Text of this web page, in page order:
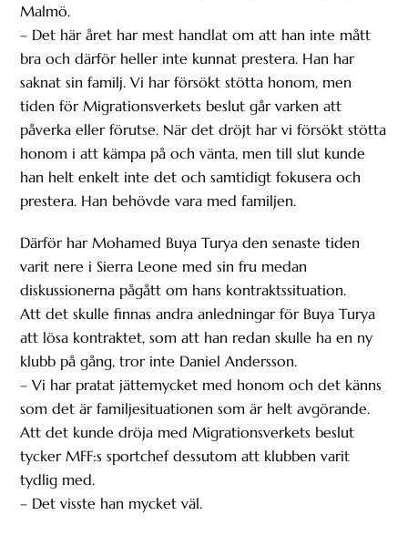
Malmö.
– Det här året har mest handlat om att han inte mått
bra och därför heller inte kunnat prestera. Han har
saknat sin familj. Vi har försökt stötta honom, men
tiden för Migrationsverkets beslut går varken att
påverka eller förutse. När det dröjt har vi försökt stötta
honom i att kämpa på och vänta, men till slut kunde
han helt enkelt inte det och samtidigt fokusera och
prestera. Han behövde vara med familjen.
Därför har Mohamed Buya Turya den senaste tiden
varit nere i Sierra Leone med sin fru medan
diskussionerna pågått om hans kontraktssituation.
Att det skulle finnas andra anledningar för Buya Turya
att lösa kontraktet, som att han redan skulle ha en ny
klubb på gång, tror inte Daniel Andersson.
– Vi har pratat jättemycket med honom och det känns
som det är familjesituationen som är helt avgörande.
Att det kunde dröja med Migrationsverkets beslut
tycker MFF:s sportchef dessutom att klubben varit
tydlig med.
– Det visste han mycket väl.